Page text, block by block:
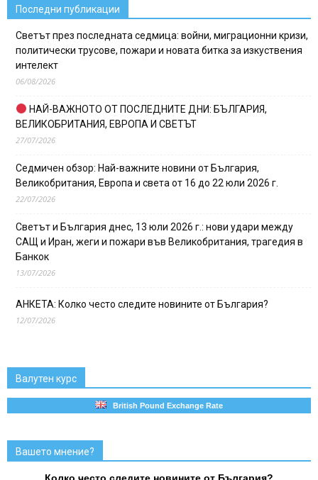
Последни публикации
Светът през последната седмица: войни, миграционни кризи,
политически трусове, пожари и новата битка за изкуствения
интелект
06/08/2026
НАЙ-ВАЖНОТО ОТ ПОСЛЕДНИТЕ ДНИ: БЪЛГАРИЯ,
ВЕЛИКОБРИТАНИЯ, ЕВРОПА И СВЕТЪТ
27/07/2026
Седмичен обзор: Най-важните новини от България,
Великобритания, Европа и света от 16 до 22 юли 2026 г.
22/07/2026
Светът и България днес, 13 юли 2026 г.: нови удари между
САЩ и Иран, жеги и пожари във Великобритания, трагедия в
Банкок
13/07/2026
АНКЕТА: Колко често следите новините от България?
12/07/2026
Валутен курс
British Pound Exchange Rate
Вашето мнение?
Колко често следите новините от България?